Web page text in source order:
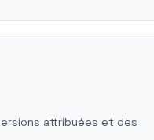
attribuées et des